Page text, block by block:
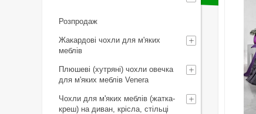
Розпродаж
Жакардові чохли для м'яких
меблів
Плюшеві (хутряні) чохли овечка
для м'яких меблів Venera
Чохли для м'яких меблів (жатка-
креш) на диван, крісла, стільці